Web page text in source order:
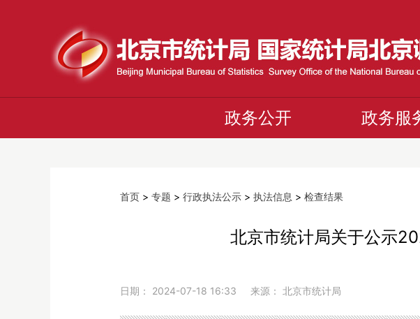
政务公开 政务服
首页 > 专题 > 行政执法公示 > 执法信息 > 检查结果
北京市统计局关于公示
日期： 2024-07-18 16:33 来源： 北京市统计局